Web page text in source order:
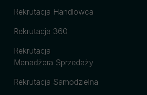
Rekrutacja Handlowca
Rekrutacja 360
Rekrutacja
Menadżera Sprzedaży
Rekrutacja Samodzielna